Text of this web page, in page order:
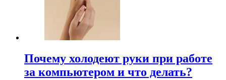
Почему холодеют руки при работе
за компьютером и что делать?